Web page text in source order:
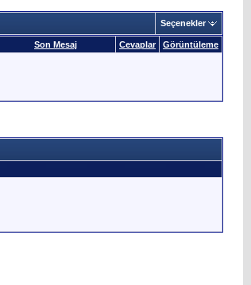
Seçenekler
Son Mesaj Cevaplar Görüntüleme